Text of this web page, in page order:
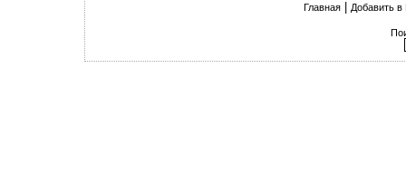
Главная Добавить в